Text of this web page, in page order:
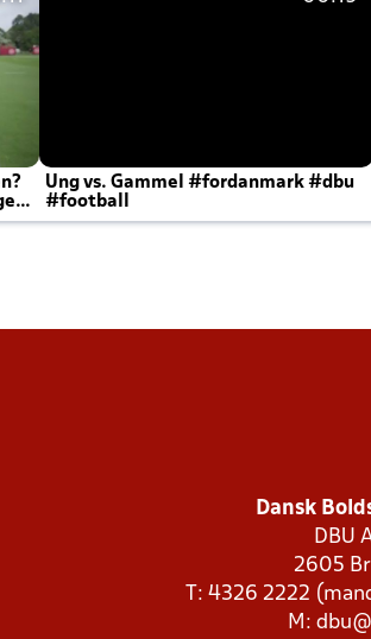
Ung vs. Gammel #fordanmark #dbu
#football
Dansk
DBU
2605
T: 4326 2222
M: